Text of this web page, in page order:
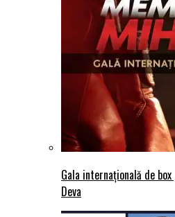
Gala internațională de
Deva